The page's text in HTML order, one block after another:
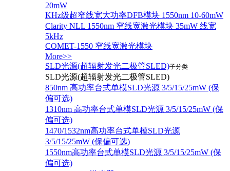
20mW
KHz级超窄线宽大功率DFB模块 1550nm 10-60mW
Clarity NLL 1550nm 窄线宽激光模块 35mW 线宽
5kHz
COMET-1550 窄线宽激光模块
More>>
SLD光源(超辐射发光二极管SLED)子分类
SLD光源(超辐射发光二极管SLED)
850nm 高功率台式单模SLD光源 3/5/15/25mW (保
偏可选)
1310nm 高功率台式单模SLD光源 3/5/15/25mW (保
偏可选)
1470/1532nm高功率台式单模SLD光源
3/5/15/25mW (保偏可选)
1550nm高功率台式单模SLD光源 3/5/15/25mW (保
偏可选)